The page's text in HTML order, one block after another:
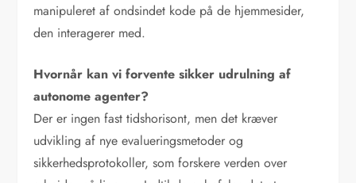
manipuleret af ondsindet kode på de hjemmesider,
den interagerer med.
Hvornår kan vi forvente sikker udrulning af
autonome agenter?
Der er ingen fast tidshorisont, men det kræver
udvikling af nye evalueringsmetoder og
sikkerhedsprotokoller, som forskere verden over